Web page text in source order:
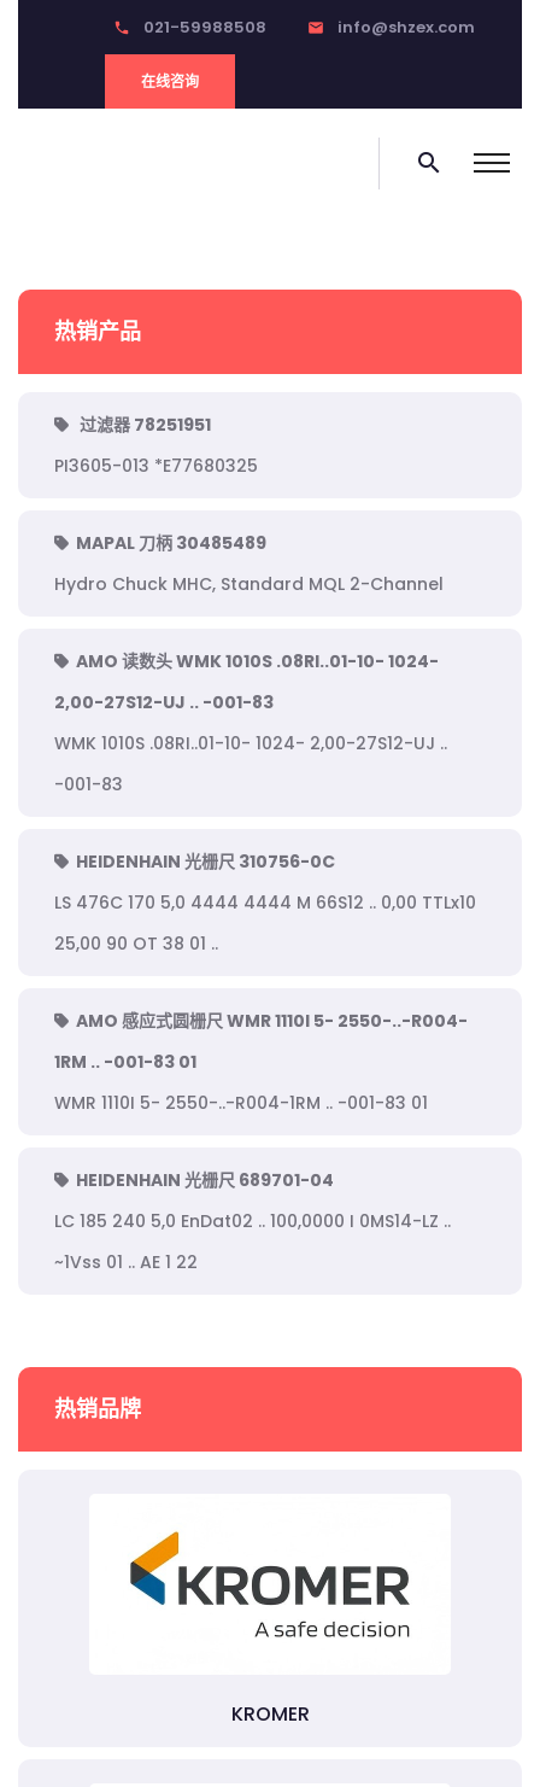
phone 021-59988508 email info@shzex.com
在线咨询
search
热销产品
过滤器 78251951
PI3605-013 *E77680325
MAPAL 刀柄 30485489
Hydro Chuck MHC, Standard MQL 2-Channel
AMO 读数头 WMK 1010S .08RI..01-10- 1024-
2,00-27S12-UJ .. -001-83
WMK 1010S .08RI..01-10- 1024- 2,00-27S12-UJ ..
-001-83
HEIDENHAIN 光栅尺 310756-0C
LS 476C 170 5,0 4444 4444 M 66S12 .. 0,00 TTLx10
25,00 90 OT 38 01 ..
AMO 感应式圆栅尺 WMR 1110I 5- 2550-..-R004-
1RM .. -001-83 01
WMR 1110I 5- 2550-..-R004-1RM .. -001-83 01
HEIDENHAIN 光栅尺 689701-04
LC 185 240 5,0 EnDat02 .. 100,0000 I 0MS14-LZ ..
~1Vss 01 .. AE 1 22
热销品牌
KROMER